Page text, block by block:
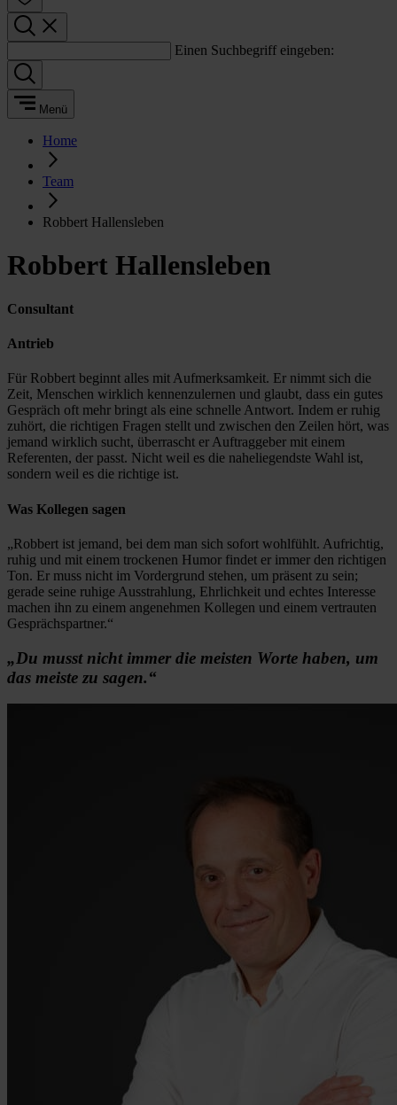
Einen Suchbegriff eingeben:
Menü
Home
Team
Robbert Hallensleben
Robbert Hallensleben
Consultant
Antrieb
Für Robbert beginnt alles mit Aufmerksamkeit. Er nimmt sich die
Zeit, Menschen wirklich kennenzulernen und glaubt, dass ein gutes
Gespräch oft mehr bringt als eine schnelle Antwort. Indem er ruhig
zuhört, die richtigen Fragen stellt und zwischen den Zeilen hört, was
jemand wirklich sucht, überrascht er Auftraggeber mit einem
Referenten, der passt. Nicht weil es die naheliegendste Wahl ist,
sondern weil es die richtige ist.
Was Kollegen sagen
„Robbert ist jemand, bei dem man sich sofort wohlfühlt. Aufrichtig,
ruhig und mit einem trockenen Humor findet er immer den richtigen
Ton. Er muss nicht im Vordergrund stehen, um präsent zu sein;
gerade seine ruhige Ausstrahlung, Ehrlichkeit und echtes Interesse
machen ihn zu einem angenehmen Kollegen und einem vertrauten
Gesprächspartner.“
„Du musst nicht immer die meisten Worte haben, um
das meiste zu sagen.“